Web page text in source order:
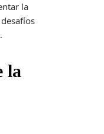
la
la